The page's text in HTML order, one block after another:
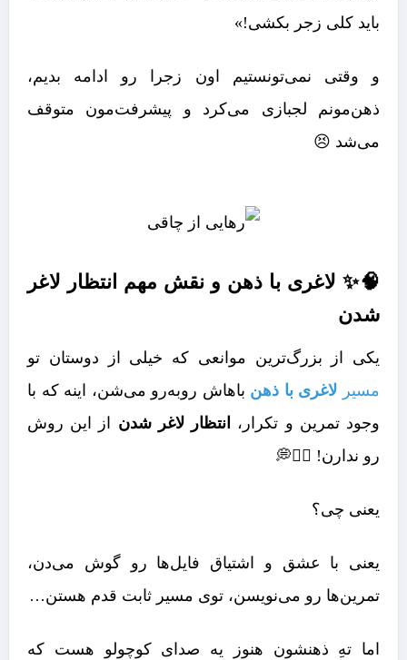
باید کلی زجر بکشی!»
و وقتی نمی‌تونستیم اون زجرا رو ادامه بدیم،
ذهن‌مونم لجبازی می‌کرد و پیشرفت‌مون متوقف
می‌شد 😣
🧠✨ لاغری با ذهن و نقش مهم انتظار لاغر
شدن
یکی از بزرگ‌ترین موانعی که خیلی از دوستان تو
مسیر لاغری با ذهن باهاش روبه‌رو می‌شن، اینه که با
وجود تمرین و تکرار،
انتظار لاغر شدن از این روش
رو ندارن! 🤷‍♀️💭
یعنی چی؟
یعنی با عشق و اشتیاق فایل‌ها رو گوش می‌دن،
تمرین‌ها رو می‌نویسن، توی مسیر ثابت قدم هستن…
اما تهِ ذهنشون هنوز یه صدای کوچولو هست که